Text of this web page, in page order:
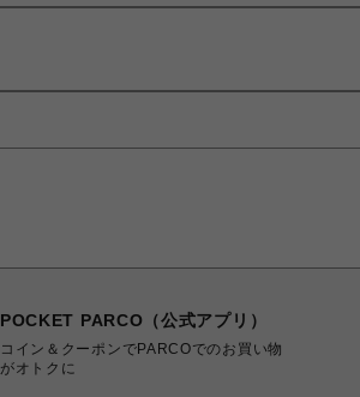
POCKET PARCO（公式アプリ）
コイン＆クーポンでPARCOでのお買い物
がオトクに